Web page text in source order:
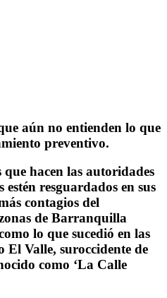
aún no entienden lo que
preventivo.
que hacen las autoridades
resguardados en sus
contagios del
de Barranquilla
lo que sucedió en las
Valle, suroccidente de
como ‘La Calle